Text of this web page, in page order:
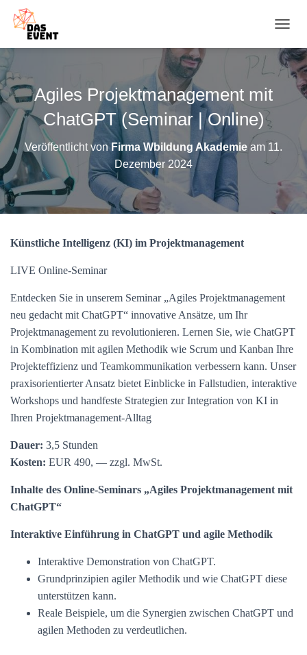
A
V
S
H
Agiles Projektmanagement mit
ChatGPT (Seminar | Online)
Veröffentlicht von Firma Wbildung Akademie am 11.
Dezember 2024
Künstliche Intelligenz (KI) im Projektmanagement
LIVE Online-Seminar
Entdecken Sie in unserem Seminar „Agiles Projektmanagement
neu gedacht mit ChatGPT“ innovative Ansätze, um Ihr
Projektmanagement zu revolutionieren. Lernen Sie, wie ChatGPT
in Kombination mit agilen Methodik wie Scrum und Kanban Ihre
Projekteffizienz und Teamkommunikation verbessern kann. Unser
praxisorientierter Ansatz bietet Einblicke in Fallstudien, interaktive
Workshops und handfeste Strategien zur Integration von KI in
Ihren Projektmanagement-Alltag
Dauer: 3,5 Stunden
Kosten: EUR 490, — zzgl. MwSt.
Inhalte des Online-Seminars „Agiles Projektmanagement mit
ChatGPT“
Interaktive Einführung in ChatGPT und agile Methodik
Interaktive Demonstration von ChatGPT.
Grundprinzipien agiler Methodik und wie ChatGPT diese
unterstützen kann.
Reale Beispiele, um die Synergien zwischen ChatGPT und
agilen Methoden zu verdeutlichen.